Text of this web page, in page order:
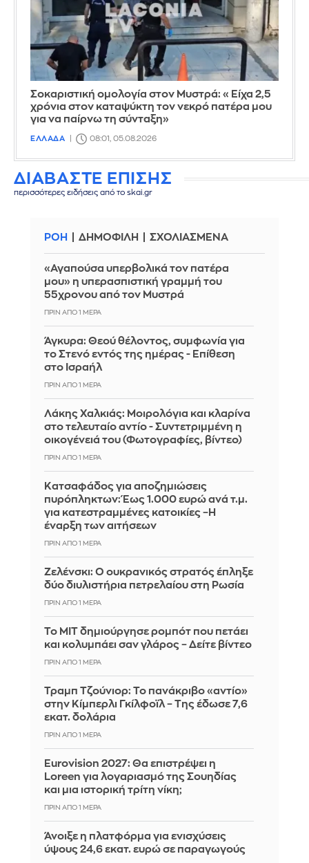
Σοκαριστική ομολογία στον Μυστρά: «Είχα 2,5
χρόνια στον καταψύκτη τον νεκρό πατέρα μου
για να παίρνω τη σύνταξη»
ΕΛΛΑΔΑ 08:01, 05.08.2026
ΔΙΑΒΑΣΤΕ ΕΠΙΣΗΣ
περισσότερες ειδήσεις από το skai.gr
ΡΟΗ ΔΗΜΟΦΙΛΗ ΣΧΟΛΙΑΣΜΕΝΑ
«Αγαπούσα υπερβολικά τον πατέρα
μου» η υπερασπιστική γραμμή του
55χρονου από τον Μυστρά
ΠΡΙΝ ΑΠΌ 1 ΜΈΡΑ
Άγκυρα: Θεού θέλοντος, συμφωνία για
το Στενό εντός της ημέρας - Επίθεση
στο Ισραήλ
ΠΡΙΝ ΑΠΌ 1 ΜΈΡΑ
Λάκης Χαλκιάς: Mοιρολόγια και κλαρίνα
στο τελευταίο αντίο - Συντετριμμένη η
οικογένειά του (Φωτογραφίες, βίντεο)
ΠΡΙΝ ΑΠΌ 1 ΜΈΡΑ
Κατσαφάδος για αποζημιώσεις
πυρόπληκτων: Έως 1.000 ευρώ ανά τ.μ.
για κατεστραμμένες κατοικίες –Η
έναρξη των αιτήσεων
ΠΡΙΝ ΑΠΌ 1 ΜΈΡΑ
Ζελένσκι: Ο ουκρανικός στρατός έπληξε
δύο διυλιστήρια πετρελαίου στη Ρωσία
ΠΡΙΝ ΑΠΌ 1 ΜΈΡΑ
Το MIT δημιούργησε ρομπότ που πετάει
και κολυμπάει σαν γλάρος – Δείτε βίντεο
ΠΡΙΝ ΑΠΌ 1 ΜΈΡΑ
Τραμπ Τζούνιορ: Το πανάκριβο «αντίο»
στην Κίμπερλι Γκίλφοϊλ – Της έδωσε 7,6
εκατ. δολάρια
ΠΡΙΝ ΑΠΌ 1 ΜΈΡΑ
Eurovision 2027: Θα επιστρέψει η
Loreen για λογαριασμό της Σουηδίας
και μια ιστορική τρίτη νίκη;
ΠΡΙΝ ΑΠΌ 1 ΜΈΡΑ
Άνοιξε η πλατφόρμα για ενισχύσεις
ύψους 24,6 εκατ. ευρώ σε παραγωγούς